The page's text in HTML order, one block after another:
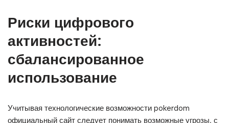
Риски цифрового
активностей:
сбалансированное
использование
Учитывая технологические возможности pokerdom
официальный сайт следует понимать возможные угрозы, с